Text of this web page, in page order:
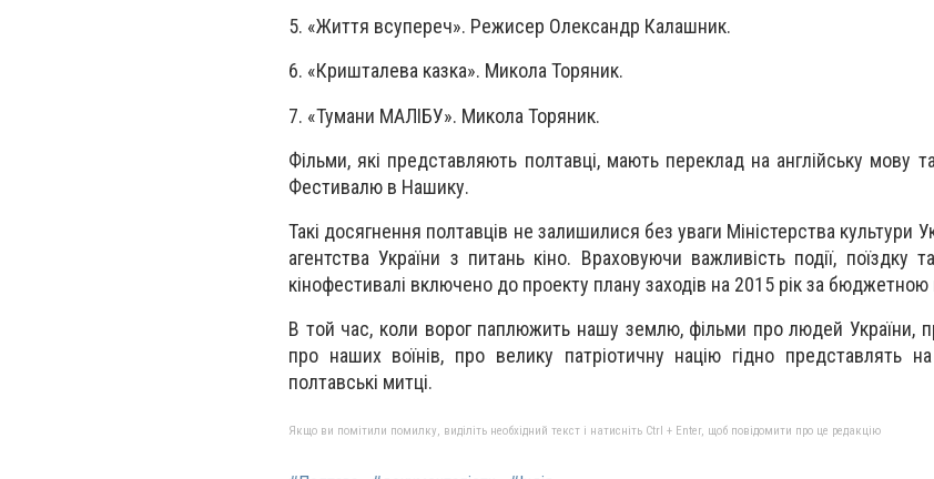
5. «Життя всупереч». Режисер Олександр Калашник.
6. «Кришталева казка». Микола Торяник.
7. «Тумани МАЛІБУ». Микола Торяник.
Фільми, які представляють полтавці, мають переклад на англійську мову
Фестивалю в Нашику.
Такі досягнення полтавців не залишилися без уваги Міністерства культури
агентства України з питань кіно. Враховуючи важливість події, поїздку
кінофестивалі включено до проекту плану заходів на 2015 рік за
В той час, коли ворог паплюжить нашу землю, фільми про людей України,
про наших воїнів, про велику патріотичну націю гідно представлять
полтавські митці.
Якщо ви помітили помилку, виділіть необхідний текст і натисніть Ctrl + Enter, щоб повідомити про це редакцію